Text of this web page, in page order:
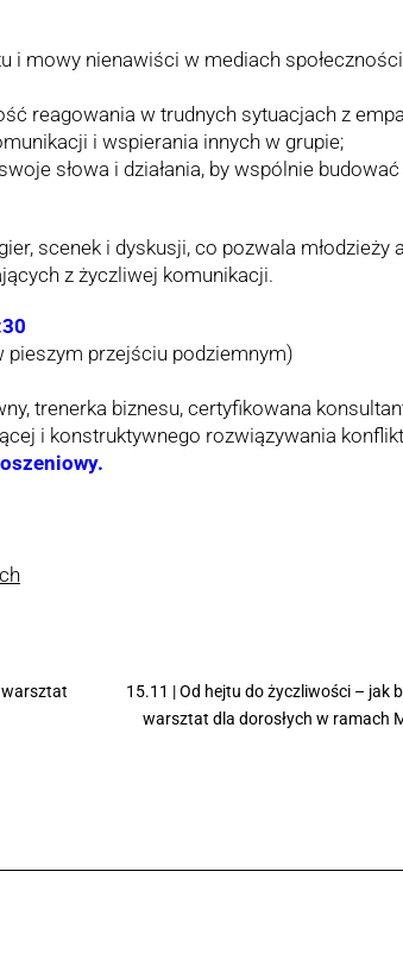
i mowy nienawiści w mediach
reagowania w trudnych sytuacjach z
i wspierania innych w grupie;
słowa i działania, by wspólnie
scenek i dyskusji, co pozwala
z życzliwej komunikacji.
pieszym przejściu podziemnym)
trenerka biznesu, certyfikowana
i konstruktywnego rozwiązywania
warsztat
15.11 | Od hejtu do życzliwości – jak
warsztat dla dorosłych w ramach